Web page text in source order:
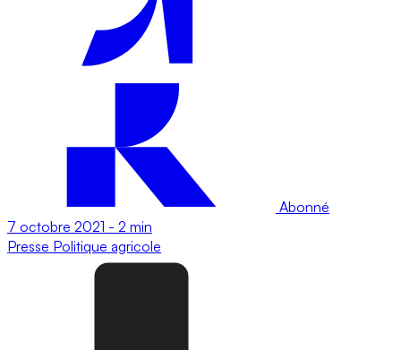
Abonné
7 octobre 2021 - 2 min
Presse Politique agricole